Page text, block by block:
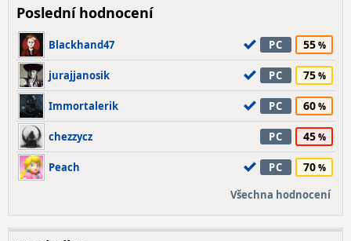
Poslední hodnocení
Blackhand47 PC 55
jurajjanosik PC 75
Immortalerik PC 60
chezzycz PC 45
Peach PC 70
Všechna hodnocení